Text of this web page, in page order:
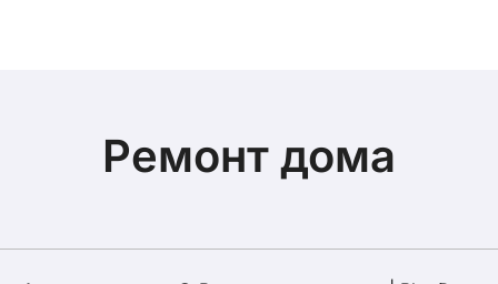
Ремонт дома